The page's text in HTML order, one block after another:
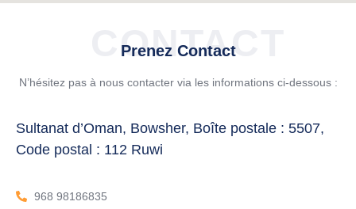
Prenez Contact
N’hésitez pas à nous contacter via les informations ci-dessous :
CONTACT
Sultanat d’Oman, Bowsher, Boîte postale : 5507,
Code postal : 112 Ruwi
968 98186835